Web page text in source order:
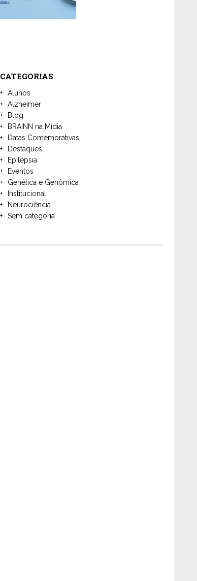
CATEGORIAS
Alunos
Alzheimer
Blog
BRAINN na Mídia
Datas Comemorativas
Destaques
Epilepsia
Eventos
Genética e Genômica
Institucional
Neurociência
Sem categoria